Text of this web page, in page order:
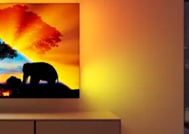
aplikácií dostupných na